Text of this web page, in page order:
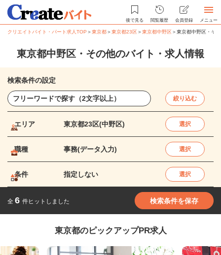
後で見る 閲覧履歴 会員登録 メニュー
クリエイトバイト・パート求人TOP ＞東京都＞東京都23区＞東京都中野区＞東京都中野区・そ
東京都中野区・その他のバイト・求人情報
検索条件の設定
絞り込む
エリア 東京都23区(中野区) 選択
職種 事務(データ入力) 選択
条件 指定しない 選択
全 6 件ヒットしました 検索条件を保存
東京都のピックアップPR求人